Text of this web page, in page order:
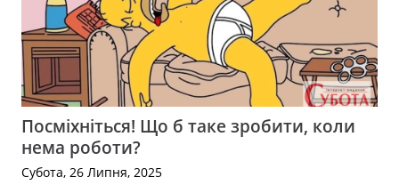
Посміхніться! Що б таке зробити, коли
нема роботи?
Субота, 26 Липня, 2025